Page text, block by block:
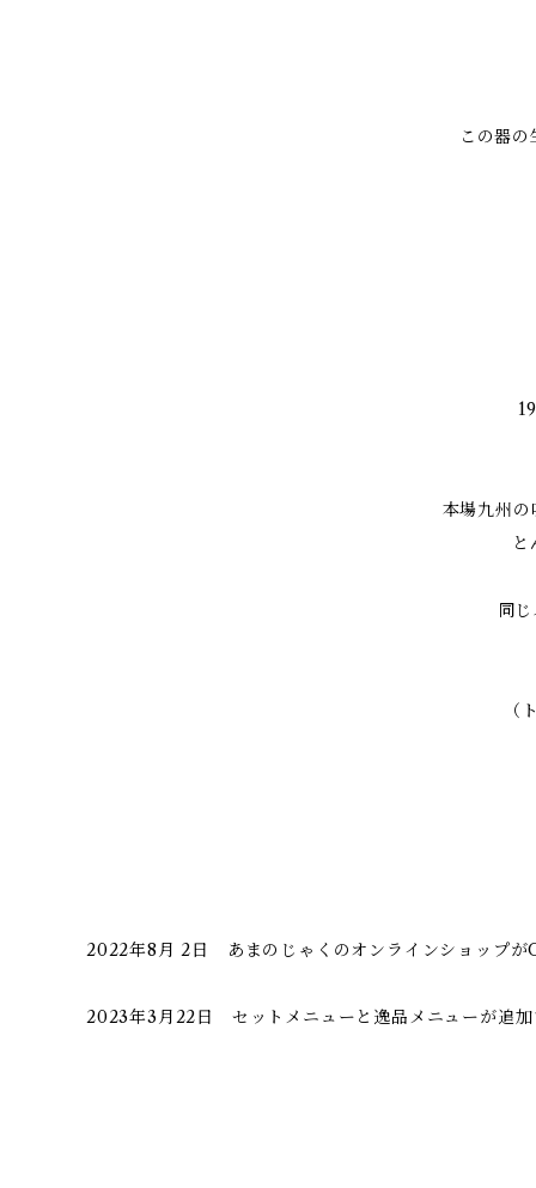
この器
本場九州
同
（
2022年8月 2日 あまのじゃくのオンラインショップが
2023年3月22日 セットメニューと逸品メニューが追加